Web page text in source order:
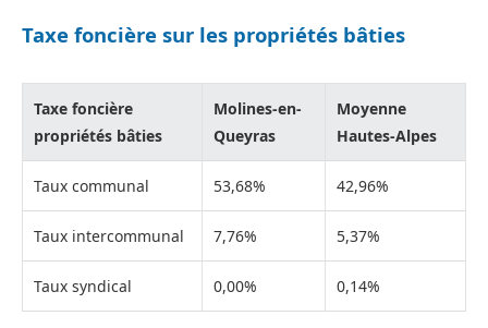
Taxe foncière sur les propriétés bâties
Taxe foncière
propriétés bâties
Molines-en-
Queyras
Moyenne
Hautes-Alpes
Taux communal 53,68% 42,96%
Taux intercommunal 7,76% 5,37%
Taux syndical 0,00% 0,14%